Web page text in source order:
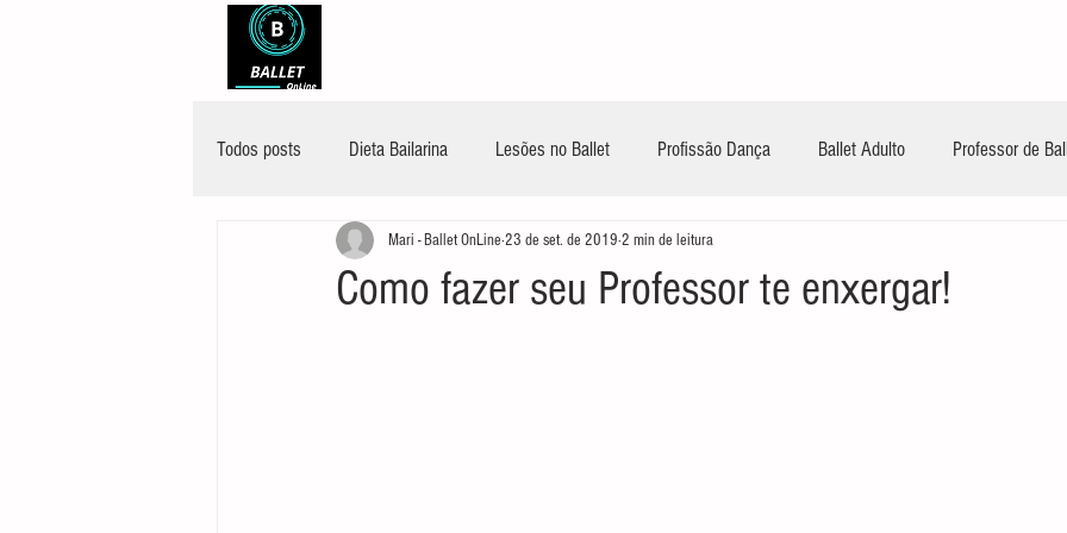
Todos posts Dieta Bailarina Lesões no Ballet Profissão Dança Ballet Adulto Professor de
Como fazer seu Professor te enxergar!
Mari - Ballet OnLine 23 de set. de 2019 2 min de leitura